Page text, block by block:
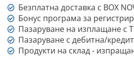
Безплатна доставка с BOX
Бонус програма за
Пазаруване на изплащане с
Пазаруване с дебитна/
Продукти на склад -